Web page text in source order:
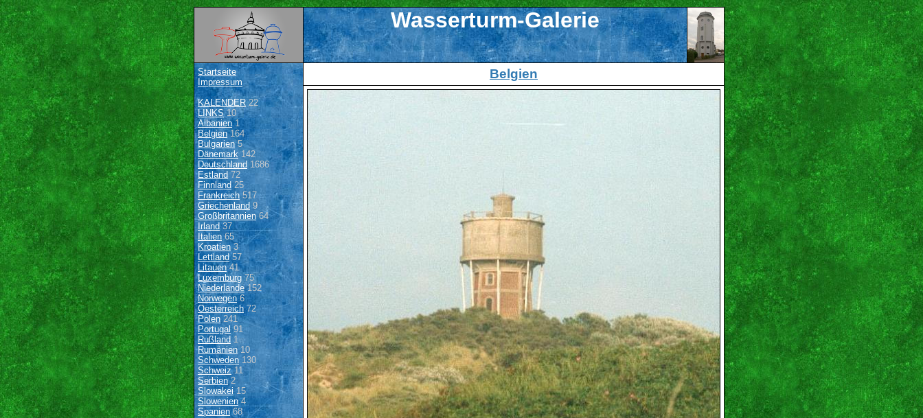
Wasserturm-Galerie
Startseite
Impressum
KALENDER22
LINKS10
Albanien1
Belgien164
Bulgarien 5
Dänemark142
Deutschland 1686
Estland 72
Finnland 25
Frankreich517
Griechenland9
Großbritannien64
Irland 37
Italien65
Kroatien3
Lettland57
Litauen41
Luxemburg 75
Niederlande152
Norwegen6
Oesterreich72
Polen 241
Portugal91
Rußland 1
Rumänien10
Schweden 130
Schweiz11
Serbien2
Slowakei15
Slowenien4
Spanien68
Belgien